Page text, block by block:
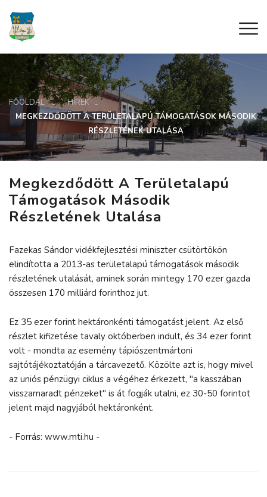
FŐOLDAL
HÍREK
MEGKEZDŐDÖTT A TERÜLETALAPÚ TÁMOGATÁSOK MÁSODIK
RÉSZLETÉNEK UTALÁSA
Megkezdődött A Területalapú
Támogatások Második
Részletének Utalása
Fazekas Sándor vidékfejlesztési miniszter csütörtökön
elindította a 2013-as területalapú támogatások második
részletének utalását, aminek során mintegy 170 ezer gazda
összesen 170 milliárd forinthoz jut.
Ez 35 ezer forint hektáronkénti támogatást jelent. Az első
részlet kifizetése tavaly októberben indult, és 34 ezer forint
volt - mondta az esemény tápiószentmártoni
sajtótájékoztatóján a tárcavezető. Közölte azt is, hogy mivel
az uniós pénzügyi ciklus a végéhez érkezett, "a kasszában
visszamaradt pénzeket" is át fogják utalni, ez 30-50 forintot
jelent majd nagyjából hektáronként.
- Forrás: www.mti.hu -